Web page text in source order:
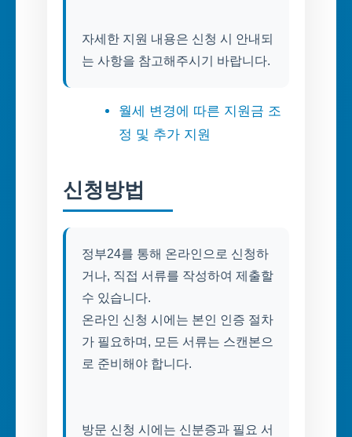
자세한 지원 내용은 신청 시 안내되
는 사항을 참고해주시기 바랍니다.
월세 변경에 따른 지원금 조
정 및 추가 지원
신청방법
정부24를 통해 온라인으로 신청하
거나, 직접 서류를 작성하여 제출할
수 있습니다.
온라인 신청 시에는 본인 인증 절차
가 필요하며, 모든 서류는 스캔본으
로 준비해야 합니다.
방문 신청 시에는 신분증과 필요 서